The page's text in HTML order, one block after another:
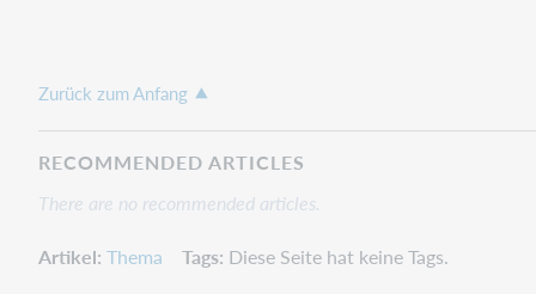
Zurück zum Anfang
RECOMMENDED ARTICLES
There are no recommended articles.
Artikel Thema Tags Diese Seite hat keine Tags.